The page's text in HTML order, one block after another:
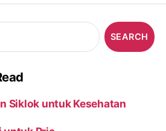
Siklok untuk Kesehatan